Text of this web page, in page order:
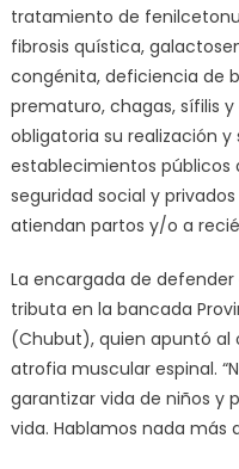
tratamiento de
fibrosis quística,
congénita, deficiencia de
prematuro, chagas, sífilis
obligatoria su realización
establecimientos públicos
seguridad social y
atiendan partos y/o a
La encargada de
tributa en la bancada
(Chubut), quien apuntó al
atrofia muscular espinal.
garantizar vida de niños y
vida. Hablamos nada más